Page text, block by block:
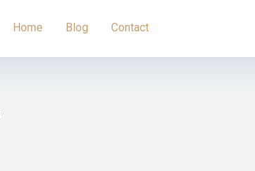
Home Blog Contact